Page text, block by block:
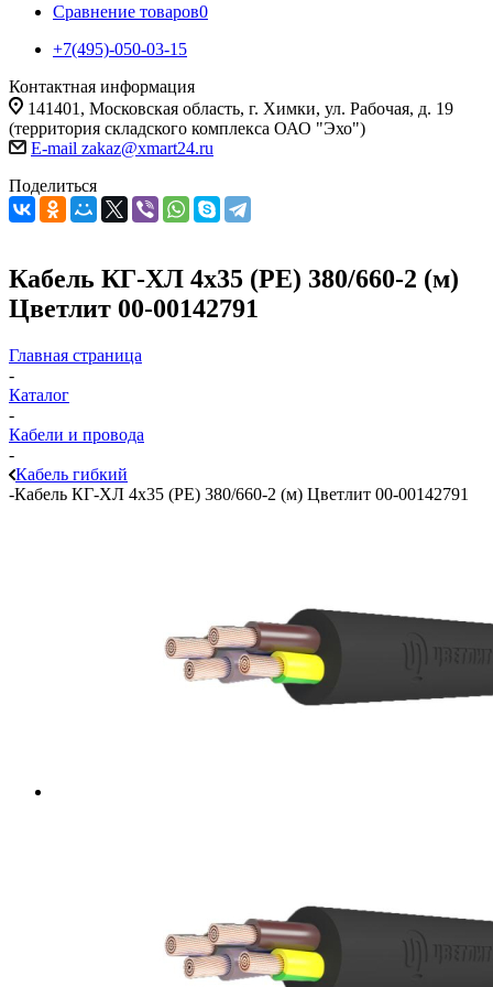
Сравнение товаров0
+7(495)-050-03-15
Контактная информация
141401, Московская область, г. Химки, ул. Рабочая, д. 19
(территория складского комплекса ОАО "Эхо")
E-mail zakaz@xmart24.ru
Поделиться
Кабель КГ-ХЛ 4х35 (PE) 380/660-2 (м)
Цветлит 00-00142791
Главная страница
-
Каталог
-
Кабели и провода
-
Кабель гибкий
-Кабель КГ-ХЛ 4х35 (PE) 380/660-2 (м) Цветлит 00-00142791